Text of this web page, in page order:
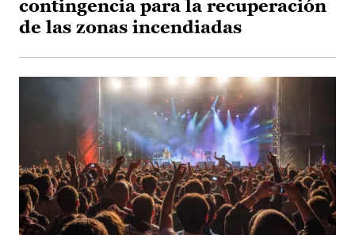
contingencia para la recuperación
de las zonas incendiadas